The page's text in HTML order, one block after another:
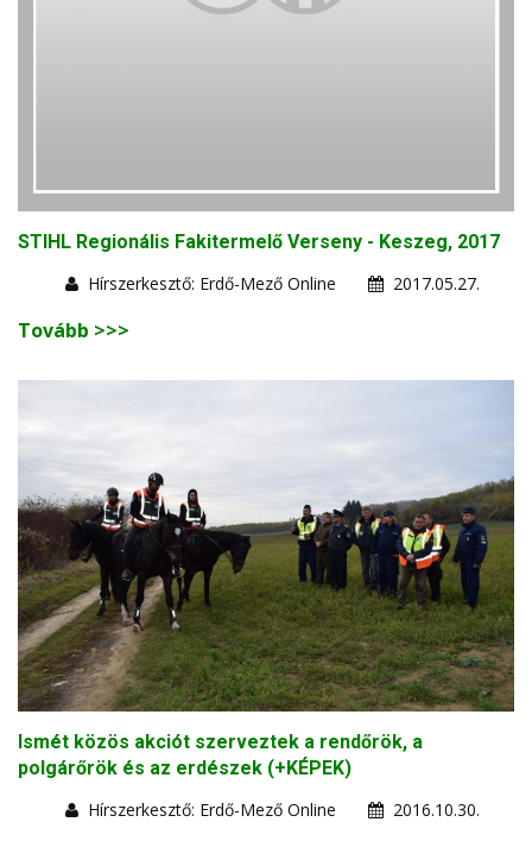
STIHL Regionális Fakitermelő Verseny - Keszeg, 2017
Hírszerkesztő: Erdő-Mező Online
2017.05.27.
Tovább >>>
Ismét közös akciót szerveztek a rendőrök, a
polgárőrök és az erdészek (+KÉPEK)
Hírszerkesztő: Erdő-Mező Online
2016.10.30.